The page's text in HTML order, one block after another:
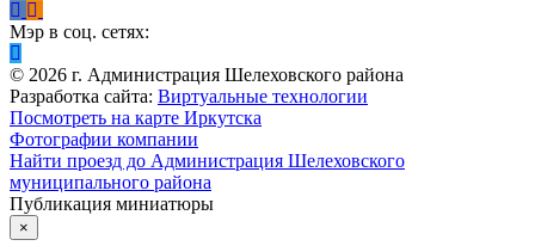
Мэр в соц. сетях:
© 2026 г. Администрация Шелеховского района
Разработка сайта: Виртуальные технологии
Посмотреть на карте Иркутска
Фотографии компании
Найти проезд до Администрация Шелеховского
муниципального района
Публикация миниатюры
×